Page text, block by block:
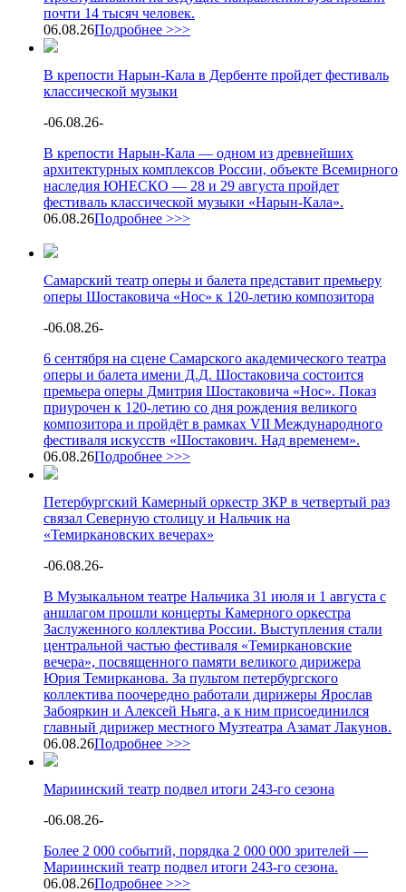
почти 14 тысяч человек.
06.08.26Подробнее >>>
В крепости Нарын-Кала в Дербенте пройдет фестиваль
классической музыки
-06.08.26-
В крепости Нарын-Кала — одном из древнейших
архитектурных комплексов России, объекте Всемирного
наследия ЮНЕСКО — 28 и 29 августа пройдет
фестиваль классической музыки «Нарын-Кала».
06.08.26Подробнее >>>
Самарский театр оперы и балета представит премьеру
оперы Шостаковича «Нос» к 120-летию композитора
-06.08.26-
6 сентября на сцене Самарского академического театра
оперы и балета имени Д.Д. Шостаковича состоится
премьера оперы Дмитрия Шостаковича «Нос». Показ
приурочен к 120-летию со дня рождения великого
композитора и пройдёт в рамках VII Международного
фестиваля искусств «Шостакович. Над временем».
06.08.26Подробнее >>>
Петербургский Камерный оркестр ЗКР в четвертый раз
связал Северную столицу и Нальчик на
«Темиркановских вечерах»
-06.08.26-
В Музыкальном театре Нальчика 31 июля и 1 августа с
аншлагом прошли концерты Камерного оркестра
Заслуженного коллектива России. Выступления стали
центральной частью фестиваля «Темиркановские
вечера», посвященного памяти великого дирижера
Юрия Темирканова. За пультом петербургского
коллектива поочередно работали дирижеры Ярослав
Забояркин и Алексей Ньяга, а к ним присоединился
главный дирижер местного Музтеатра Азамат Лакунов.
06.08.26Подробнее >>>
Мариинский театр подвел итоги 243-го сезона
-06.08.26-
Более 2 000 событий, порядка 2 000 000 зрителей —
Мариинский театр подвел итоги 243-го сезона.
06.08.26Подробнее >>>